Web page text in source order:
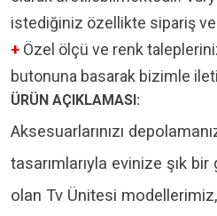
istediğiniz özellikte sipariş
+ Özel ölçü ve renk
butonuna basarak bizimle
ÜRÜN AÇIKLAMASI:
Aksesuarlarınızı
tasarımlarıyla evinize şık
olan Tv Ünitesi